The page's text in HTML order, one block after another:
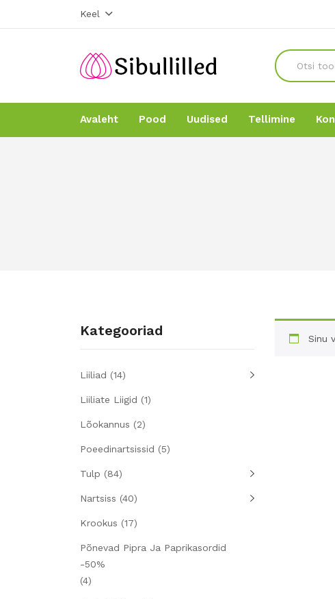
Keel
Avaleht Pood Uudised Tellimine
Sinu
Kategooriad
Liiliad (14)
Liiliate Liigid (1)
Lõokannus (2)
Poeedinartsissid (5)
Tulp (84)
Nartsiss (40)
Krookus (17)
Põnevad Pipra Ja Paprikasordid
-50%
(4)